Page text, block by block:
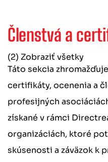
Členstvá a
(2) Zobraziť všetky
Táto sekcia
certifikáty, ocenenia a
profesijných
získané v rámci
organizáciách, ktoré
skúsenosti a záväzok k